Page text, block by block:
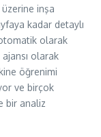
inşa
kadar detaylı
olarak
olarak
öğrenimi
ve birçok
bir analiz